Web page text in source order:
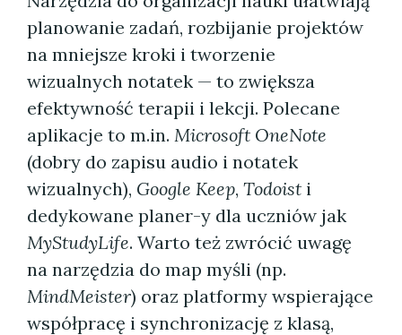
planowanie zadań, rozbijanie projektów
na mniejsze kroki i tworzenie
wizualnych notatek — to zwiększa
efektywność terapii i lekcji. Polecane
aplikacje to m.in. Microsoft OneNote
(dobry do zapisu audio i notatek
wizualnych), Google Keep, Todoist i
dedykowane planer-y dla uczniów jak
MyStudyLife. Warto też zwrócić uwagę
na narzędzia do map myśli (np.
MindMeister) oraz platformy wspierające
współpracę i synchronizację z klasą,